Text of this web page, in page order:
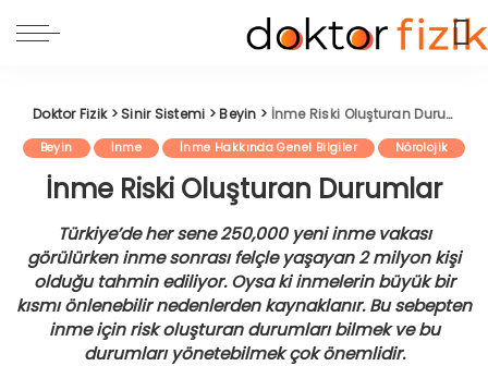
Doktor Fizik>Sinir Sistemi >Beyin > İnme Riski Oluşturan Durumlar
Beyin İnme İnme Hakkında Genel Bilgiler Nörolojik
İnme Riski Oluşturan Durumlar
Türkiye’de her sene 250,000 yeni inme vakası
görülürken inme sonrası felçle yaşayan 2 milyon kişi
olduğu tahmin ediliyor. Oysa ki inmelerin büyük bir
kısmı önlenebilir nedenlerden kaynaklanır. Bu sebepten
inme için risk oluşturan durumları bilmek ve bu
durumları yönetebilmek çok önemlidir.